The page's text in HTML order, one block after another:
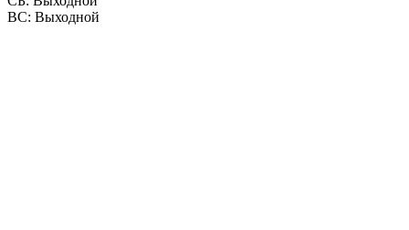
ВС: Выходной